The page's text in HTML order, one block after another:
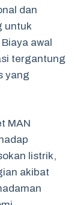
dan
untuk
awal
tergantung
yang
MAN
listrik,
akibat